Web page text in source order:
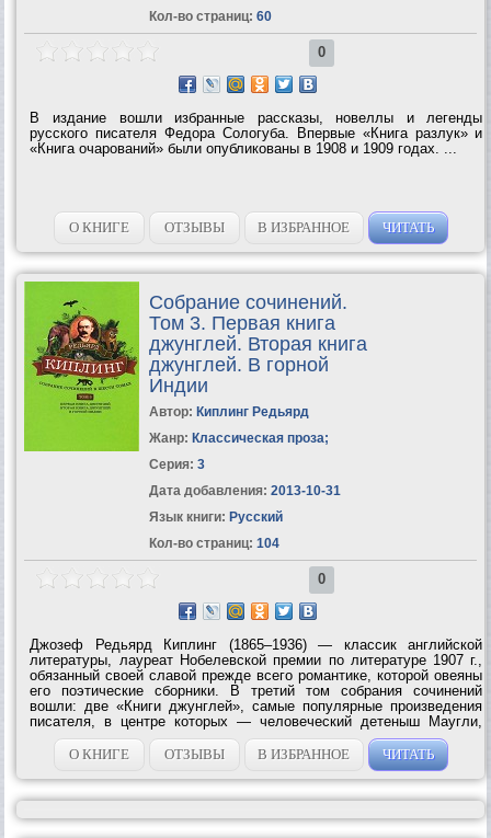
Кол-во страниц: 60
0
В издание вошли избранные рассказы, новеллы и легенды
русского писателя Федора Сологуба. Впервые «Книга разлук» и
«Книга очарований» были опубликованы в 1908 и 1909 годах. ...
О КНИГЕ ОТЗЫВЫ В ИЗБРАННОЕ ЧИТАТЬ
Собрание сочинений.
Том 3. Первая книга
джунглей. Вторая книга
джунглей. В горной
Индии
Автор: Киплинг Редьярд
Жанр: Классическая проза;
Серия: 3
Дата добавления: 2013-10-31
Язык книги: Русский
Кол-во страниц: 104
0
Джозеф Редьярд Киплинг (1865–1936) — классик английской
литературы, лауреат Нобелевской премии по литературе 1907 г.,
обязанный своей славой прежде всего романтике, которой овеяны
его поэтические сборники. В третий том собрания сочинений
вошли: две «Книги джунглей», самые популярные произведения
писателя, в центре которых — человеческий детеныш Маугли,
выросший среди животных, а также сборник рассказов «В горной
Индии». Способность...
О КНИГЕ ОТЗЫВЫ В ИЗБРАННОЕ ЧИТАТЬ